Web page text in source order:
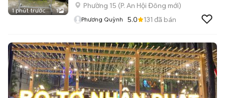
1 phút trước 1
Phường 15 (P. An Hội Đông mới)
Phương Quỳnh 5.0 131 đã bán